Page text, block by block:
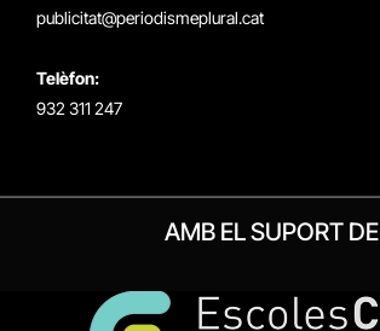
publicitat@periodismeplural.cat
Telèfon:
932 311 247
AMB EL SUPORT DE